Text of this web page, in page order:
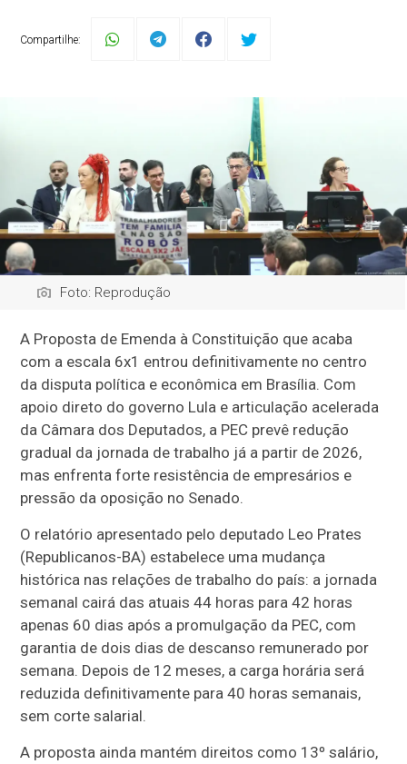
Compartilhe:
Foto: Reprodução
A Proposta de Emenda à Constituição que acaba
com a escala 6x1 entrou definitivamente no centro
da disputa política e econômica em Brasília. Com
apoio direto do governo Lula e articulação acelerada
da Câmara dos Deputados, a PEC prevê redução
gradual da jornada de trabalho já a partir de 2026,
mas enfrenta forte resistência de empresários e
pressão da oposição no Senado.
O relatório apresentado pelo deputado Leo Prates
(Republicanos-BA) estabelece uma mudança
histórica nas relações de trabalho do país: a jornada
semanal cairá das atuais 44 horas para 42 horas
apenas 60 dias após a promulgação da PEC, com
garantia de dois dias de descanso remunerado por
semana. Depois de 12 meses, a carga horária será
reduzida definitivamente para 40 horas semanais,
sem corte salarial.
A proposta ainda mantém direitos como 13º salário,